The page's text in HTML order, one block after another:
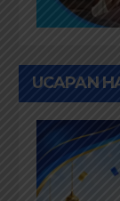
UCAPAN